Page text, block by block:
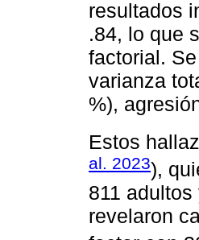
resultados
.84, lo que
factorial.
varianza
%),
Estos
al. 2023),
811
revelaron